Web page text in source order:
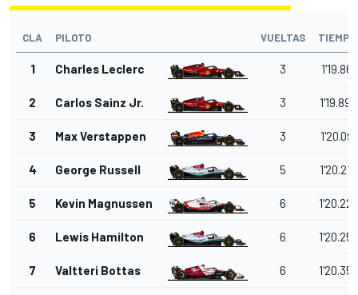
CLA PILOTO VUELTAS TIEMPO
1 Charles Leclerc 3 1'19.861
2 Carlos Sainz Jr. 3 1'19.892
3 Max Verstappen 3 1'20.091
4 George Russell 5 1'20.218
5 Kevin Magnussen 6 1'20.227
6 Lewis Hamilton 6 1'20.252
7 Valtteri Bottas 6 1'20.355